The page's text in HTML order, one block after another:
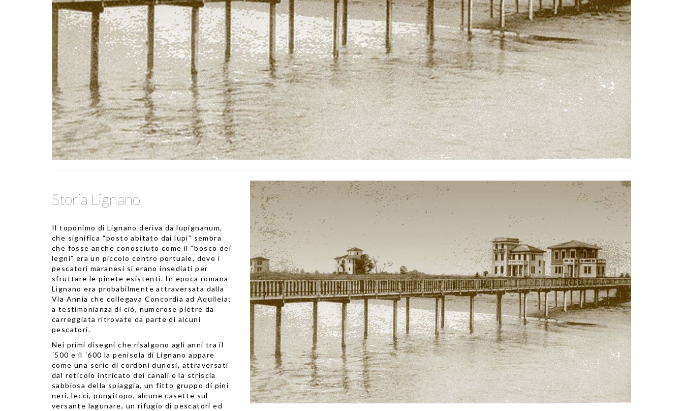
Storia Lignano
Il toponimo di Lignano deriva da lupignanum,
che significa “posto abitato dai lupi” sembra
che fosse anche conosciuto come il “bosco dei
legni” era un piccolo centro portuale, dove i
pescatori maranesi si erano insediati per
sfruttare le pinete esistenti. In epoca romana
Lignano era probabilmente attraversata dalla
Via Annia che collegava Concordia ad Aquileia;
a testimonianza di ciò, numerose pietre da
carreggiata ritrovate da parte di alcuni
pescatori.
Nei primi disegni che risalgono agli anni tra il
´500 e il ´600 la penisola di Lignano appare
come una serie di cordoni dunosi, attraversati
dal reticolo intricato dei canali e la striscia
sabbiosa della spiaggia, un fitto gruppo di pini
neri, lecci, pungitopo, alcune casette sul
versante lagunare, un rifugio di pescatori ed